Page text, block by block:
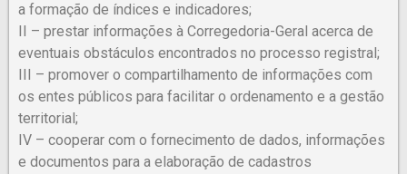
a formação de índices e indicadores;
II – prestar informações à Corregedoria-Geral acerca de
eventuais obstáculos encontrados no processo registral;
III – promover o compartilhamento de informações com
os entes públicos para facilitar o ordenamento e a gestão
territorial;
IV – cooperar com o fornecimento de dados, informações
e documentos para a elaboração de cadastros